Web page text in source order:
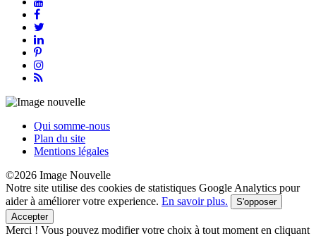
Qui somme-nous
Plan du site
Mentions légales
©2026 Image Nouvelle
Notre site utilise des cookies de statistiques Google Analytics pour
aider à améliorer votre experience. En savoir plus.
S'opposer
Accepter
Merci ! Vous pouvez modifier votre choix à tout moment en cliquant